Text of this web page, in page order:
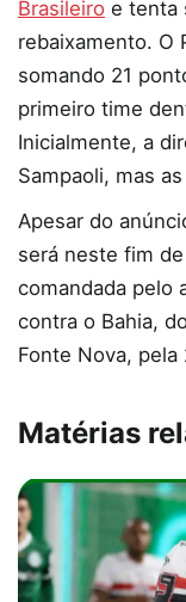
Brasileiro e tenta
rebaixamento. O
somando 21
primeiro time
Inicialmente, a
Sampaoli, mas
Apesar do
será neste fim
comandada pelo
contra o Bahia,
Fonte Nova, pela
Matérias